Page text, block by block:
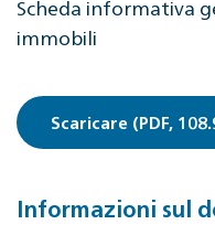
Scheda informativa
immobili
Scaricare (PDF,
Informazioni sul